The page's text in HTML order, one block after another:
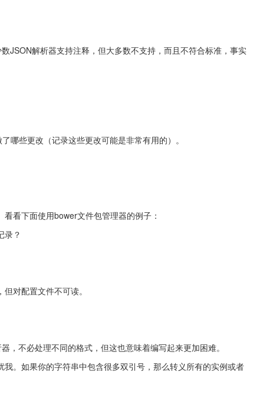
JSON解析器支持注释，但大多数不支持，而且不符合标准，事实
哪些更改（记录这些更改可能是非常有用的）。
看下面使用bower文件包管理器的例子：
录？
对配置文件不可读。
，不必处理不同的格式，但这也意味着编写起来更加困难。
。如果你的字符串中包含很多双引号，那么转义所有的实例或者